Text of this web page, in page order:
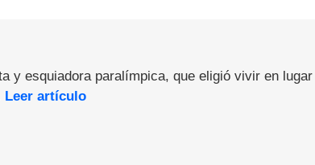
y esquiadora paralímpica, que eligió vivir en
Leer artículo